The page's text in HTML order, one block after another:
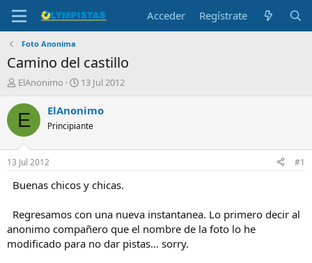
Acceder Regístrate
Foto Anonima
Camino del castillo
I
i
c
a
d
o
r
l
t
e
ElAnonimo
F
c
a
i
n
i
o
13 Jul 2012
E ElAnonimo
Principiante
13 Jul 2012 #1
Buenas chicos y chicas.
Regresamos con una nueva instantanea. Lo primero decir al
anonimo compañero que el nombre de la foto lo he
modificado para no dar pistas... sorry.